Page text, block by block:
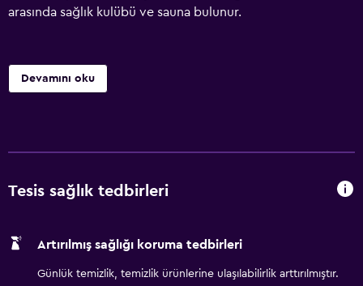
arasında sağlık kulübü ve sauna bulunur.
Devamını oku
Tesis sağlık tedbirleri
Artırılmış sağlığı koruma tedbirleri
Günlük temizlik, temizlik ürünlerine ulaşılabilirlik arttırılmıştır.